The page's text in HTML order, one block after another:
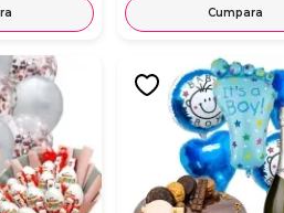
Cumpara